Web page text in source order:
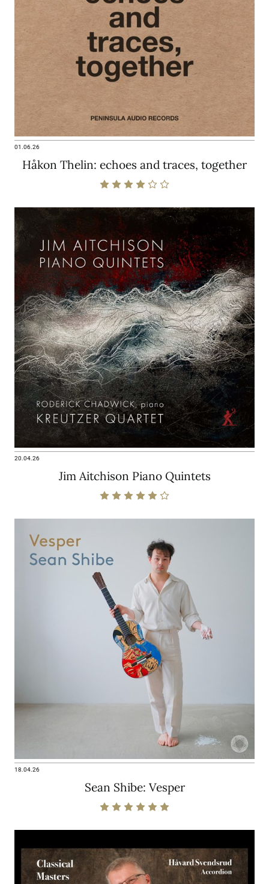
01.06.26
Håkon Thelin: echoes and traces, together
20.04.26
Jim Aitchison Piano Quintets
18.04.26
Sean Shibe: Vesper